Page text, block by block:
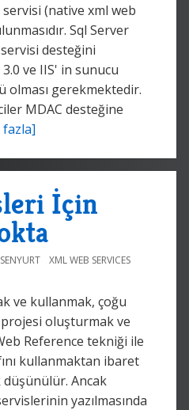
(native xml web
Sql Server
desteğini
ve IIS' in sunucu
olması gerekmektedir.
MDAC desteğine
İçin
XML WEB SERVICES
ve kullanmak, çoğu
oluşturmak ve
Reference tekniği ile
kullanmaktan ibaret
Ancak
yazılmasında